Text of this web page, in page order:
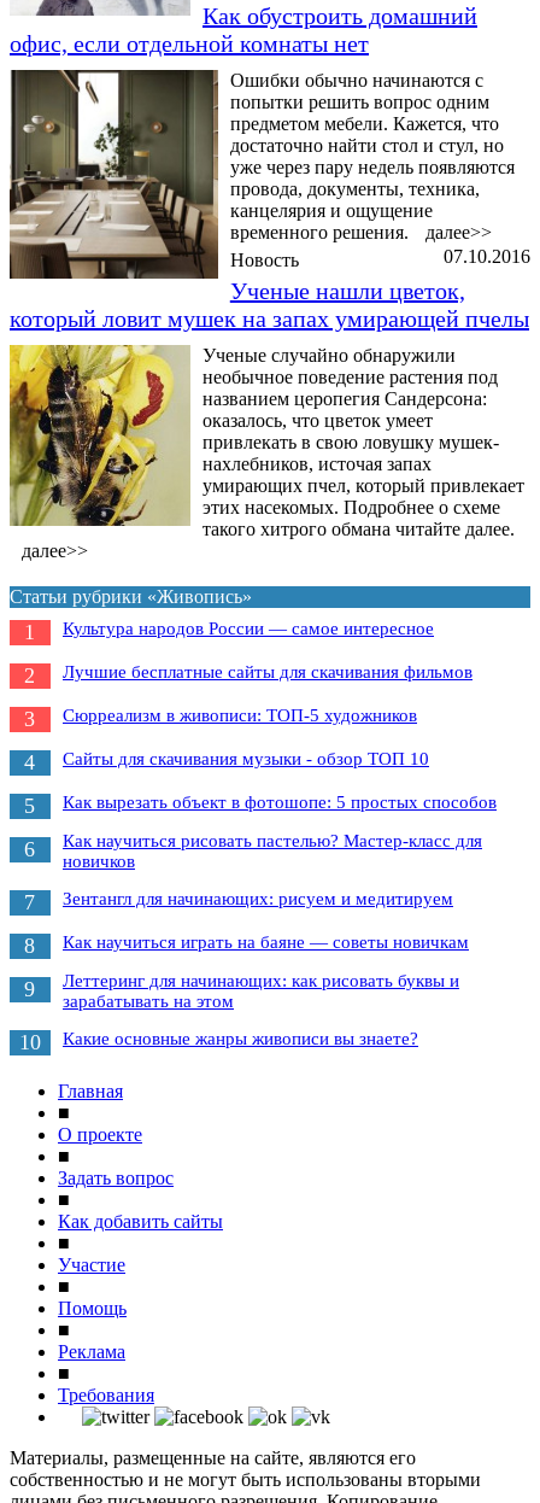
Как обустроить домашний
офис, если отдельной комнаты нет
Ошибки обычно начинаются с
попытки решить вопрос одним
предметом мебели. Кажется, что
достаточно найти стол и стул, но
уже через пару недель появляются
провода, документы, техника,
канцелярия и ощущение
временного решения.
далее>>
07.10.2016
Новость
Ученые нашли цветок,
который ловит мушек на запах умирающей пчелы
Ученые случайно обнаружили
необычное поведение растения под
названием церопегия Сандерсона:
оказалось, что цветок умеет
привлекать в свою ловушку мушек-
нахлебников, источая запах
умирающих пчел, который привлекает
этих насекомых. Подробнее о схеме
такого хитрого обмана читайте далее.
далее>>
Статьи рубрики «Живопись»
1 Культура народов России — самое интересное
2 Лучшие бесплатные сайты для скачивания фильмов
3 Сюрреализм в живописи: ТОП-5 художников
4 Сайты для скачивания музыки - обзор ТОП 10
5 Как вырезать объект в фотошопе: 5 простых способов
6
Как научиться рисовать пастелью? Мастер-класс для
новичков
7 Зентангл для начинающих: рисуем и медитируем
8 Как научиться играть на баяне — советы новичкам
9
Леттеринг для начинающих: как рисовать буквы и
зарабатывать на этом
10 Какие основные жанры живописи вы знаете?
Главная
■
О проекте
■
Задать вопрос
■
Как добавить сайты
■
Участие
■
Помощь
■
Реклама
■
Требования
Материалы, размещенные на сайте, являются его
собственностью и не могут быть использованы вторыми